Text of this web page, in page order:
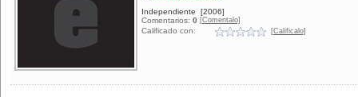
Independiente
[2006]
Comentarios: 0 [Comentalo]
Calificado con: [Calificalo]